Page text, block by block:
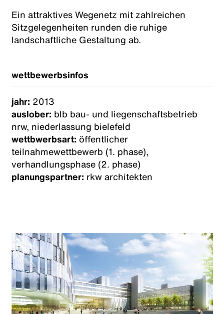
Ein attraktives Wegenetz mit zahlreichen
Sitzgelegenheiten runden die ruhige
landschaftliche Gestaltung ab.
wettbewerbsinfos
jahr: 2013
auslober: blb bau- und liegenschaftsbetrieb
nrw, niederlassung bielefeld
wettbwerbsart: öffentlicher
teilnahmewettbewerb (1. phase),
verhandlungsphase (2. phase)
planungspartner: rkw architekten